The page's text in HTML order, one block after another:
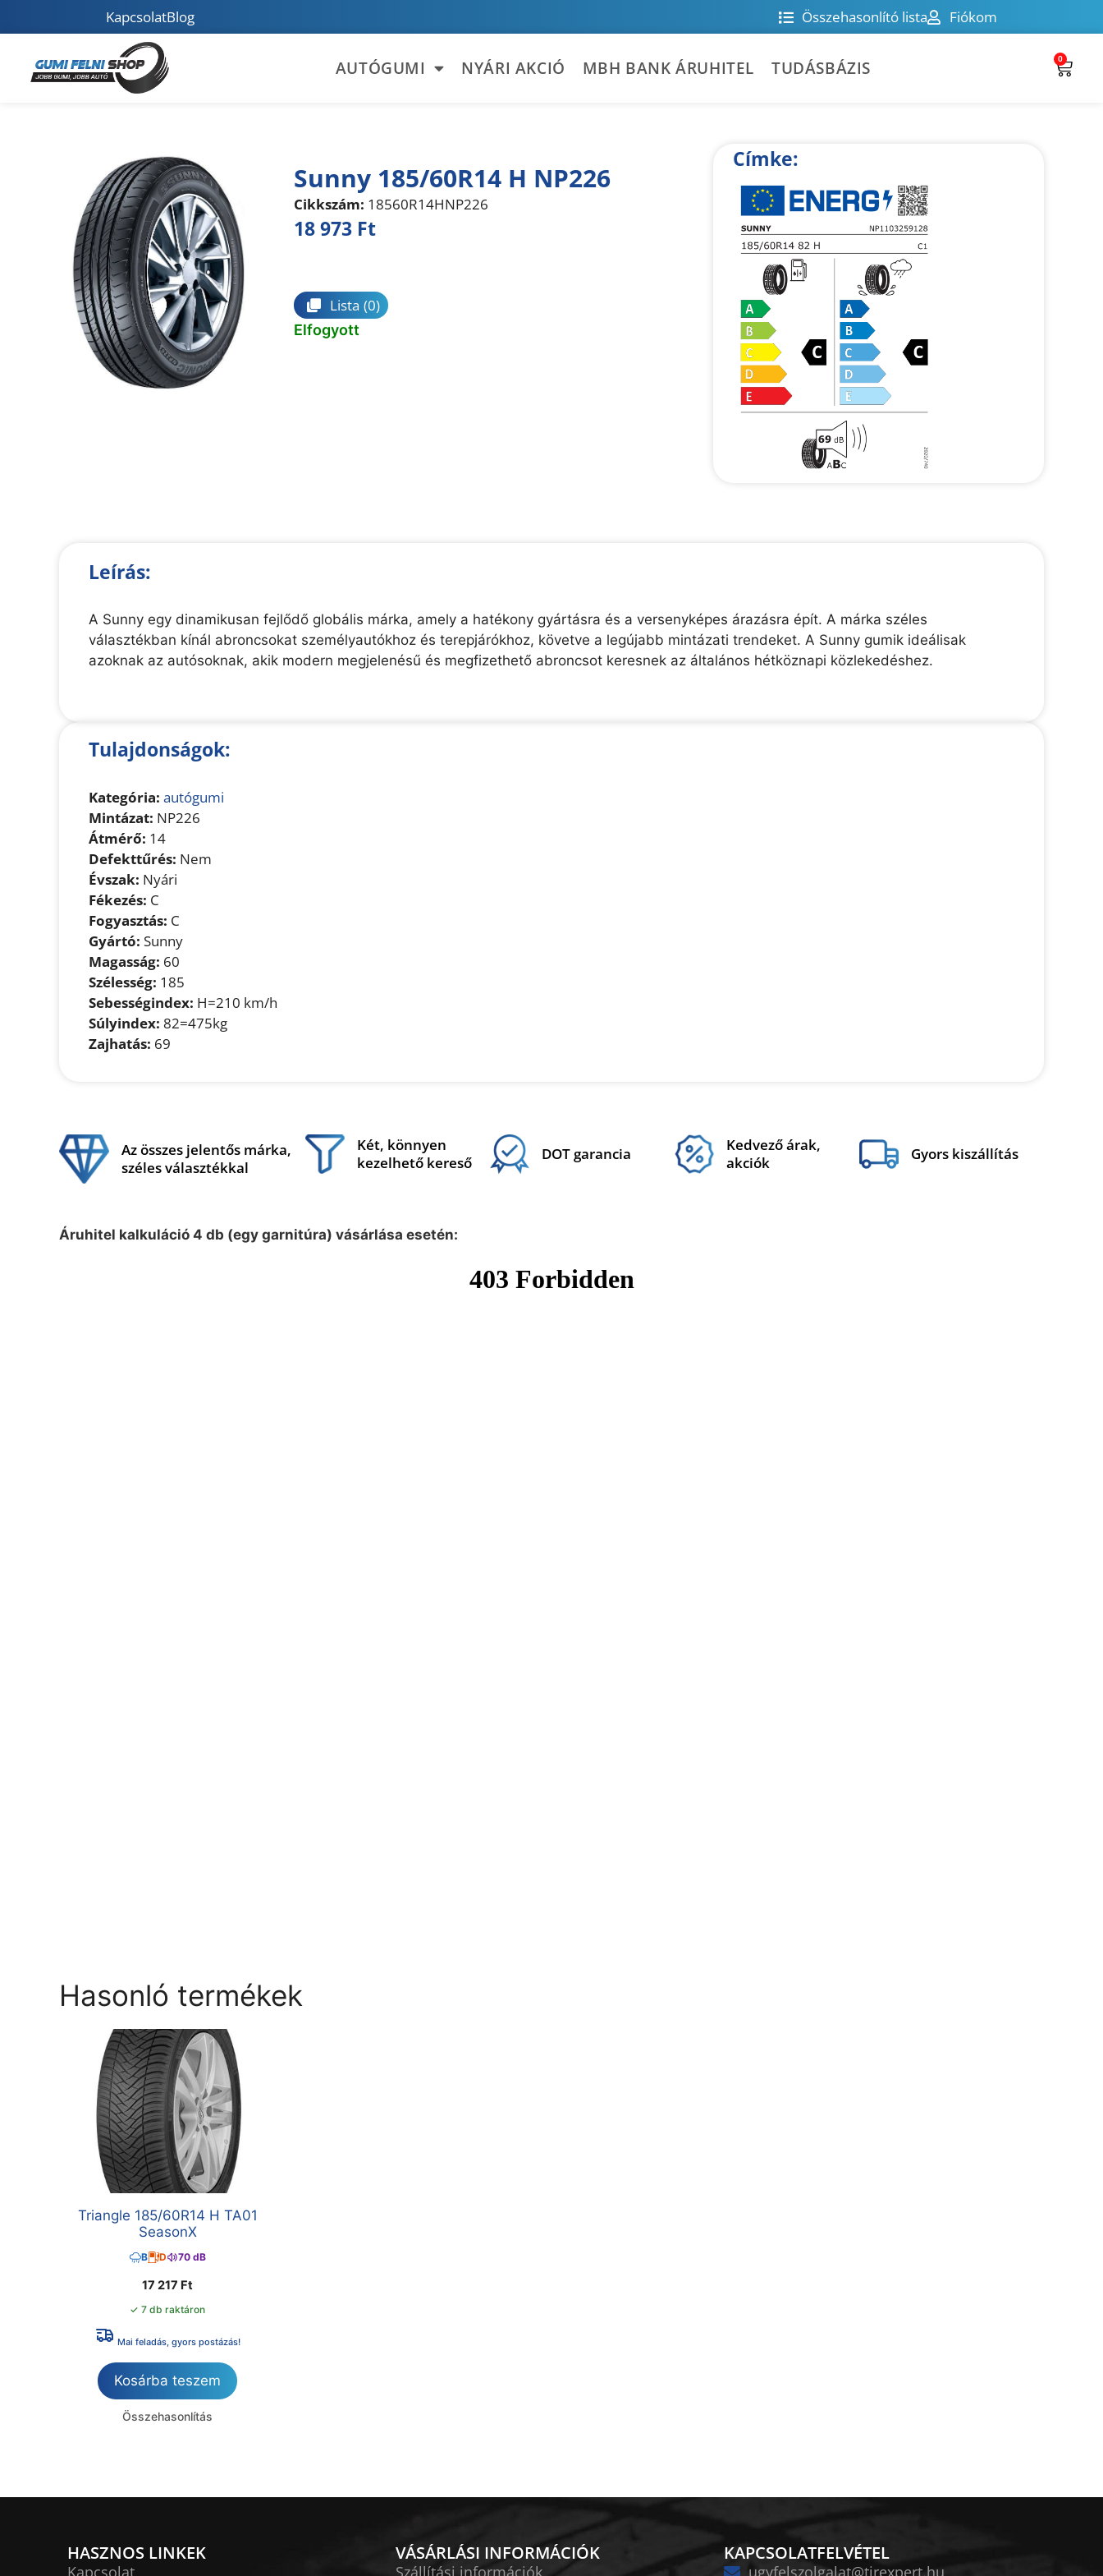
KapcsolatBlog Összehasonlító lista Fiókom
AUTÓGUMI NYÁRI AKCIÓ MBH BANK ÁRUHITEL TUDÁSBÁZIS 0
Sunny 185/60R14 H NP226
Cikkszám: 18560R14HNP226
18 973 Ft
Lista (0)
Elfogyott
Címke:
Leírás:
A Sunny egy dinamikusan fejlődő globális márka, amely a hatékony gyártásra és a versenyképes árazásra épít. A márka széles
választékban kínál abroncsokat személyautókhoz és terepjárókhoz, követve a legújabb mintázati trendeket. A Sunny gumik ideálisak
azoknak az autósoknak, akik modern megjelenésű és megfizethető abroncsot keresnek az általános hétköznapi közlekedéshez.
Tulajdonságok:
Kategória: autógumi
Mintázat: NP226
Átmérő: 14
Defekttűrés: Nem
Évszak: Nyári
Fékezés: C
Fogyasztás: C
Gyártó: Sunny
Magasság: 60
Szélesség: 185
Sebességindex: H=210 km/h
Súlyindex: 82=475kg
Zajhatás: 69
Az összes jelentős márka,
széles választékkal
Két, könnyen
kezelhető kereső
DOT garancia
Kedvező árak,
akciók
Gyors kiszállítás
Áruhitel kalkuláció 4 db (egy garnitúra) vásárlása esetén:
Hasonló termékek
Triangle 185/60R14 H TA01
SeasonX
B D 70 dB
17 217 Ft
✓ 7 db raktáron
Mai feladás, gyors postázás!
Kosárba teszem
Összehasonlítás
HASZNOS LINKEK
Kapcsolat
VÁSÁRLÁSI INFORMÁCIÓK
Szállítási információk
KAPCSOLATFELVÉTEL
ugyfelszolgalat@tirexpert.hu